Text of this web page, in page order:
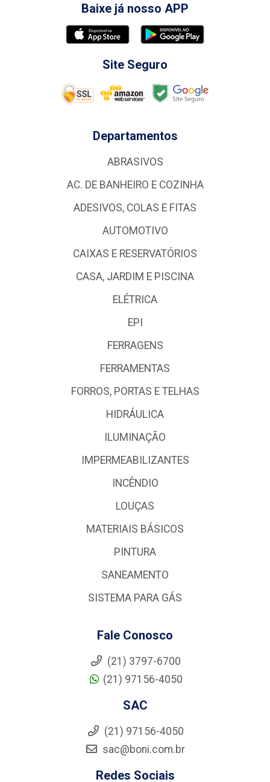
Baixe já nosso APP
Site Seguro
Departamentos
ABRASIVOS
AC. DE BANHEIRO E COZINHA
ADESIVOS, COLAS E FITAS
AUTOMOTIVO
CAIXAS E RESERVATÓRIOS
CASA, JARDIM E PISCINA
ELÉTRICA
EPI
FERRAGENS
FERRAMENTAS
FORROS, PORTAS E TELHAS
HIDRÁULICA
ILUMINAÇÃO
IMPERMEABILIZANTES
INCÊNDIO
LOUÇAS
MATERIAIS BÁSICOS
PINTURA
SANEAMENTO
SISTEMA PARA GÁS
Fale Conosco
(21) 3797-6700
(21) 97156-4050
SAC
(21) 97156-4050
sac@boni.com.br
Redes Sociais